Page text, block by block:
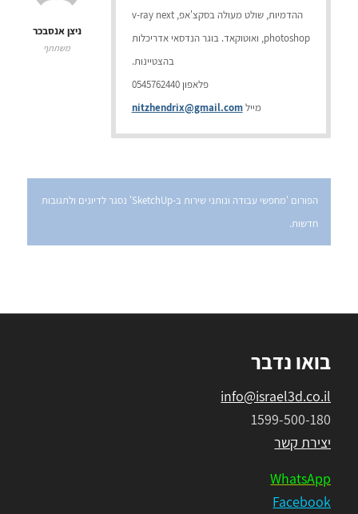
ניצן אנסבכר
משתתף
ההדמיות, שולט מעולה בסקצ'אפ, v-ray next
,photoshop ואוטוקאד. בוגר הנדסאי אדריכלות
בהצטיינות.
פלאפון 0545762440
מיילnitzhendrix@gmail.com
הפורום 'מחפשי עבודה ונותני שירות ב-SketchUp' נסגר לדיונים ולתגובות
חדשות.
בואו נדבר
info@israel3d.co.il
1599-500-180
יצירת קשר
WhatsApp
Facebook